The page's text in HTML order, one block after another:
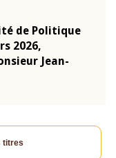
de Politique
2026,
Jean-
titres